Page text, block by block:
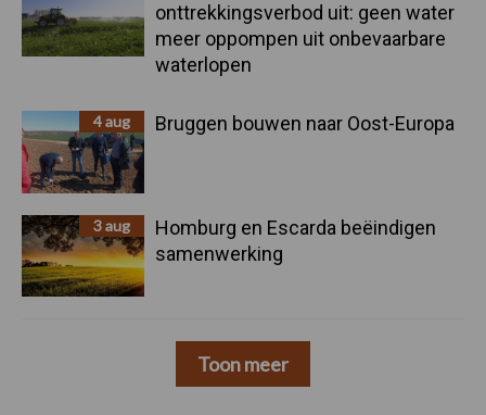
onttrekkingsverbod uit: geen water
meer oppompen uit onbevaarbare
waterlopen
4 aug Bruggen bouwen naar Oost-Europa
3 aug
Homburg en Escarda beëindigen
samenwerking
Toon meer